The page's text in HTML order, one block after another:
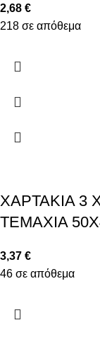
2,68 €
218 σε απόθεμα
ΧΑΡΤΑΚΙΑ 3
ΤΕΜΑΧΙΑ
3,37 €
46 σε απόθεμα